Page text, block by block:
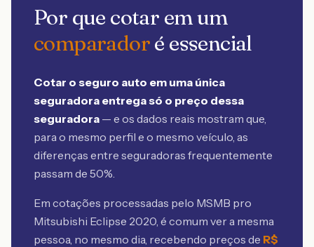
Por que cotar em um
comparadoré essencial
Cotar o seguro auto em uma única
seguradora entrega só o preço dessa
seguradora — e os dados reais mostram que,
para o mesmo perfil e o mesmo veículo, as
diferenças entre seguradoras frequentemente
passam de 50%.
Em cotações processadas pelo MSMB pro
Mitsubishi Eclipse 2020, é comum ver a mesma
pessoa, no mesmo dia, recebendo preços de R$